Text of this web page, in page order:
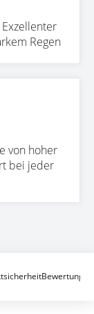
Regen
von hoher
bei jeder
Bewertungen